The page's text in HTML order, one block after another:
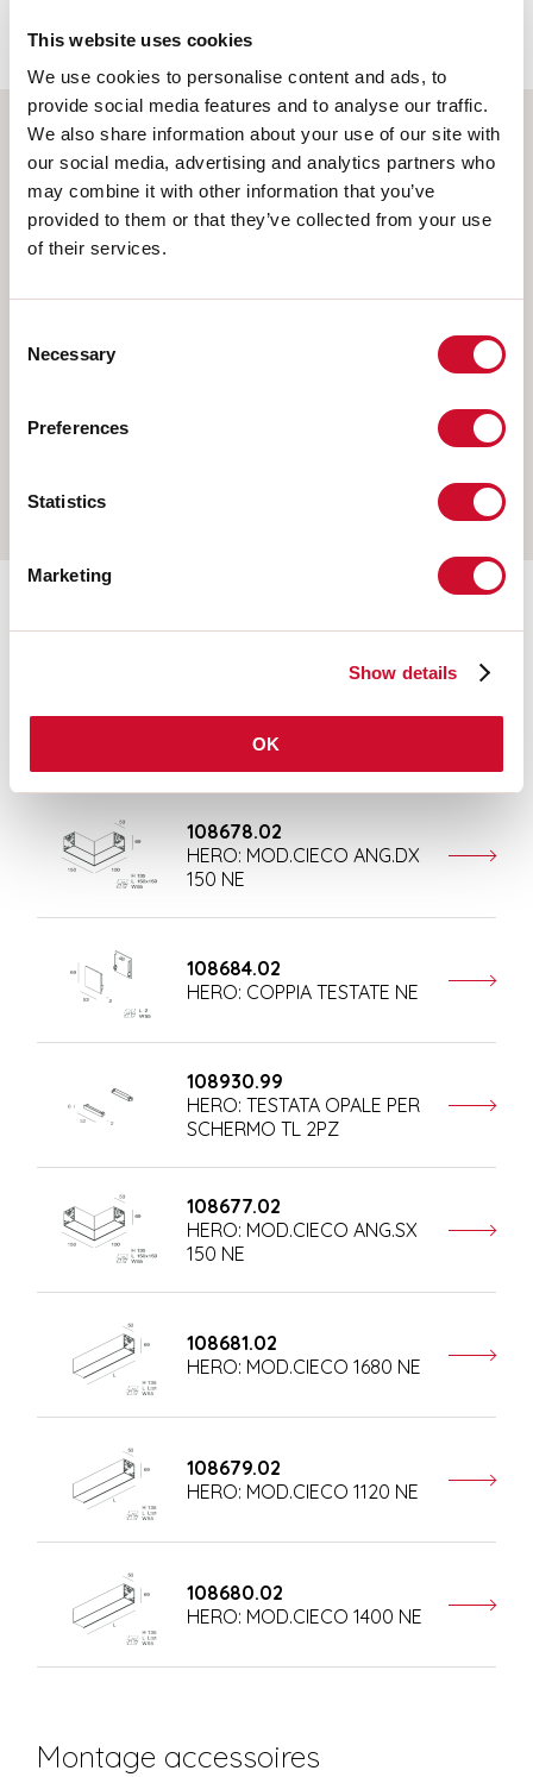
This website uses cookies
We use cookies to personalise content and ads, to
provide social media features and to analyse our traffic.
We also share information about your use of our site with
our social media, advertising and analytics partners who
may combine it with other information that you’ve
provided to them or that they’ve collected from your use
of their services.
Selection
Necessary
Preferences
Statistics
Marketing
Show details
OK
Selecteer uw product
RAIL
Aanvullende accessoires
108676.02
HERO: MOD.CIECO 250 NE
108678.02
HERO: MOD.CIECO ANG.DX
150 NE
108684.02
HERO: COPPIA TESTATE NE
108930.99
HERO: TESTATA OPALE PER
SCHERMO TL 2PZ
108677.02
HERO: MOD.CIECO ANG.SX
150 NE
108681.02
HERO: MOD.CIECO 1680 NE
108679.02
HERO: MOD.CIECO 1120 NE
108680.02
HERO: MOD.CIECO 1400 NE
Montage accessoires